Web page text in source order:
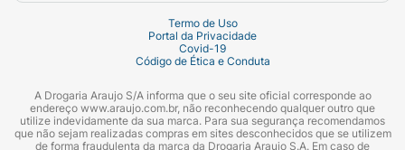
Termo de Uso
Portal da Privacidade
Covid-19
Código de Ética e Conduta
A Drogaria Araujo S/A informa que o seu site oficial corresponde ao
endereço www.araujo.com.br, não reconhecendo qualquer outro que
utilize indevidamente da sua marca. Para sua segurança recomendamos
que não sejam realizadas compras em sites desconhecidos que se utilizem
de forma fraudulenta da marca da Drogaria Araujo S.A. Em caso de